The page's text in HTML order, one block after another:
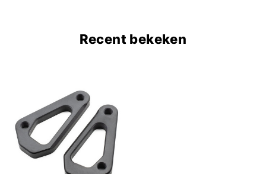
Recent bekeken